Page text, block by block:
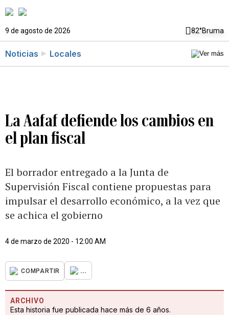
9 de agosto de 2026 82°Bruma
Noticias Locales
La Aafaf defiende los cambios en
el plan fiscal
El borrador entregado a la Junta de
Supervisión Fiscal contiene propuestas para
impulsar el desarrollo económico, a la vez que
se achica el gobierno
4 de marzo de 2020 - 12:00 AM
COMPARTIR ...
ARCHIVO
Esta historia fue publicada hace más de 6 años.